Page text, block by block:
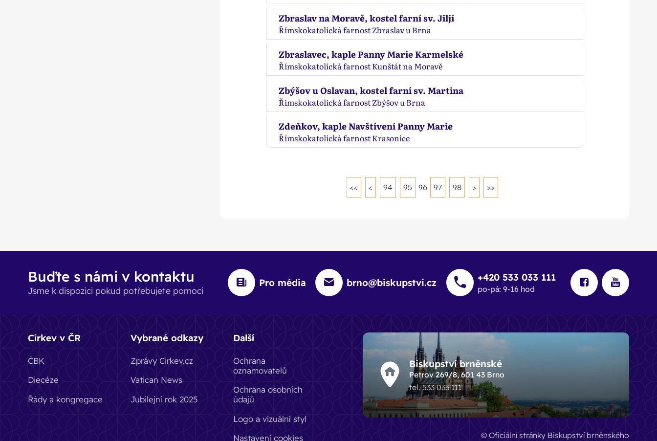
Zbraslav na Moravě, kostel farní sv. Jiljí
Římskokatolická farnost Zbraslav u Brna
Zbraslavec, kaple Panny Marie Karmelské
Římskokatolická farnost Kunštát na Moravě
Zbýšov u Oslavan, kostel farní sv. Martina
Římskokatolická farnost Zbýšov u Brna
Zdeňkov, kaple Navštívení Panny Marie
Římskokatolická farnost Krasonice
<< < 94 95 96 97 98 > >>
Buďte s námi v kontaktu
Jsme k dispozici pokud potřebujete pomoci
Pro média brno@biskupstvi.cz +420 533 033 111
po-pá: 9-16 hod
Církev v ČR
ČBK
Diecéze
Řády a kongregace
Vybrané odkazy
Zprávy Cirkev.cz
Vatican News
Jubilejní rok 2025
Další
Ochrana
oznamovatelů
Ochrana osobních
údajů
Logo a vizuální styl
Nastavení cookies
Biskupství brněnské
Petrov 269/8, 601 43 Brno
tel. 533 033 111
© Oficiální stránky Biskupství brněnského